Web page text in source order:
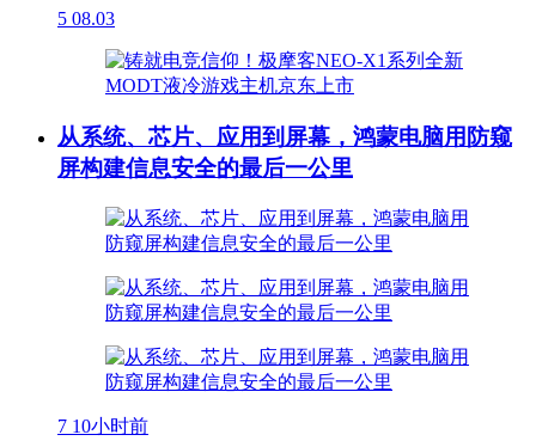
5 08.03
从系统、芯片、应用到屏幕，鸿蒙电脑用防窥
屏构建信息安全的最后一公里
7 10小时前